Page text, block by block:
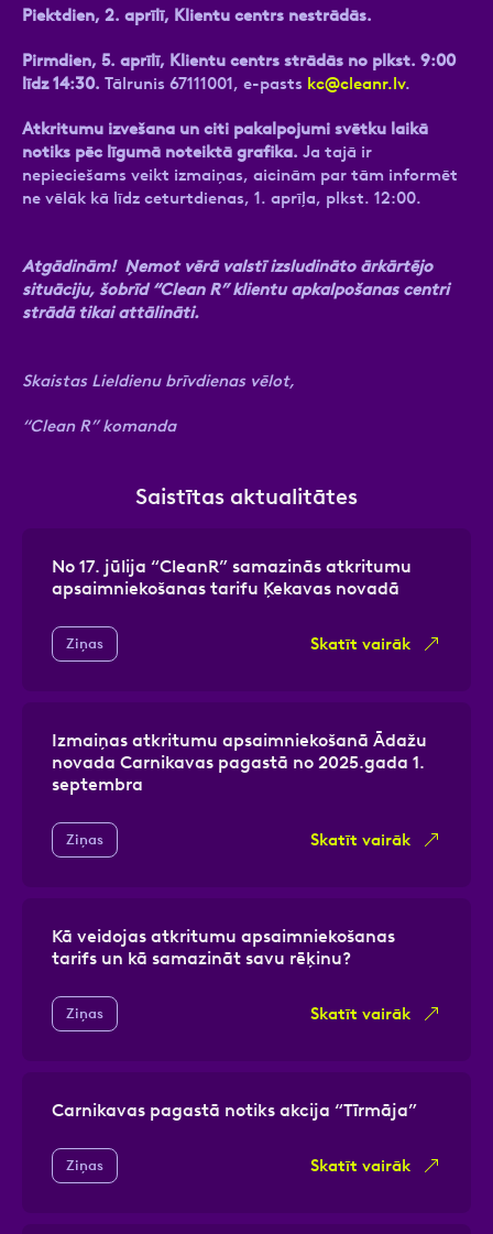
Piektdien, 2. aprīlī, Klientu centrs nestrādās.
Pirmdien, 5. aprīlī, Klientu centrs strādās no plkst. 9:00
līdz 14:30. Tālrunis 67111001, e-pasts kc@cleanr.lv.
Atkritumu izvešana un citi pakalpojumi svētku laikā
notiks pēc līgumā noteiktā grafika. Ja tajā ir
nepieciešams veikt izmaiņas, aicinām par tām informēt
ne vēlāk kā līdz ceturtdienas, 1. aprīļa, plkst. 12:00.
Atgādinām! Ņemot vērā valstī izsludināto ārkārtējo
situāciju, šobrīd “Clean R” klientu apkalpošanas centri
strādā tikai attālināti.
Skaistas Lieldienu brīvdienas vēlot,
“Clean R” komanda
Saistītas aktualitātes
No 17. jūlija “CleanR” samazinās atkritumu
apsaimniekošanas tarifu Ķekavas novadā
Ziņas Skatīt vairāk
Izmaiņas atkritumu apsaimniekošanā Ādažu
novada Carnikavas pagastā no 2025.gada 1.
septembra
Ziņas Skatīt vairāk
Kā veidojas atkritumu apsaimniekošanas
tarifs un kā samazināt savu rēķinu?
Ziņas Skatīt vairāk
Carnikavas pagastā notiks akcija “Tīrmāja”
Ziņas Skatīt vairāk
Atzīmējiet, ka piekrītat personas datu
apstrādei. Vairāk